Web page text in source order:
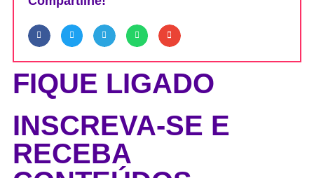
FIQUE LIGADO
INSCREVA-SE E
RECEBA